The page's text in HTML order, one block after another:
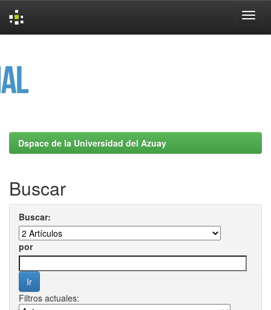
Dspace de la Universidad del Azuay
Buscar
Buscar:
por
Filtros actuales: